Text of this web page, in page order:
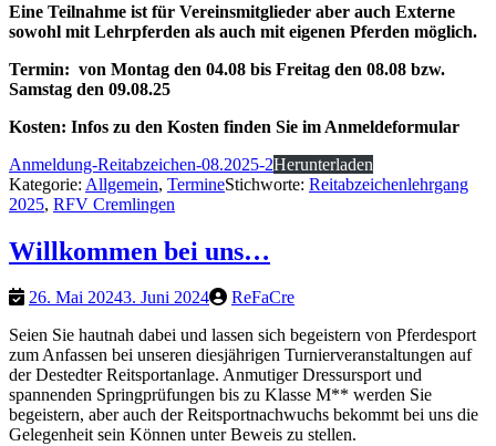
Eine Teilnahme ist für Vereinsmitglieder aber auch Externe
sowohl mit Lehrpferden als auch mit eigenen Pferden möglich.
Termin: von Montag den 04.08 bis Freitag den 08.08 bzw.
Samstag den 09.08.25
Kosten: Infos zu den Kosten finden Sie im Anmeldeformular
Anmeldung-Reitabzeichen-08.2025-2Herunterladen
Kategorie: Allgemein, TermineStichworte: Reitabzeichenlehrgang
2025, RFV Cremlingen
Willkommen bei uns…
26. Mai 20243. Juni 2024
ReFaCre
Seien Sie hautnah dabei und lassen sich begeistern von Pferdesport
zum Anfassen bei unseren diesjährigen Turnierveranstaltungen auf
der Destedter Reitsportanlage. Anmutiger Dressursport und
spannenden Springprüfungen bis zu Klasse M** werden Sie
begeistern, aber auch der Reitsportnachwuchs bekommt bei uns die
Gelegenheit sein Können unter Beweis zu stellen.